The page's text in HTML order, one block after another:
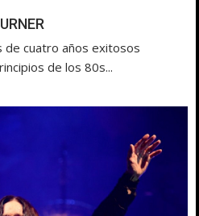
de cuatro años exitosos
de los 80s...